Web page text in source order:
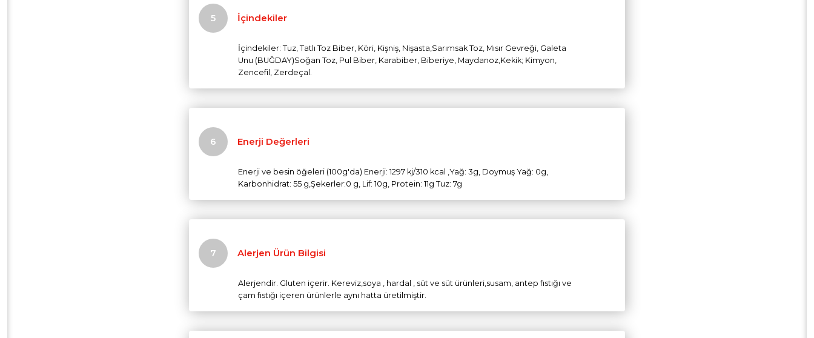
İçindekiler
İçindekiler: Tuz, Tatlı Toz Biber, Köri, Kişniş, Nişasta,Sarımsak Toz, Mısır Gevreği, Galeta
Unu (BUĞDAY)Soğan Toz, Pul Biber, Karabiber, Biberiye, Maydanoz,Kekik; Kimyon,
Zencefil, Zerdeçal.
Enerji Değerleri
Enerji ve besin öğeleri (100g'da) Enerji: 1297 kj/310 kcal ,Yağ: 3g, Doymuş Yağ: 0g,
Karbonhidrat: 55 g,Şekerler:0 g, Lif: 10g, Protein: 11g Tuz: 7g
Alerjen Ürün Bilgisi
Alerjendir. Gluten içerir. Kereviz,soya , hardal , süt ve süt ürünleri,susam, antep fıstığı ve
çam fıstığı içeren ürünlerle aynı hatta üretilmiştir.